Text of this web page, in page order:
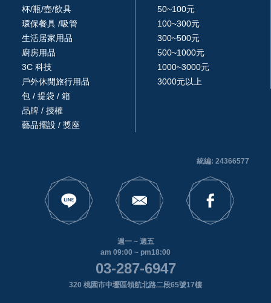
杯/瓶/壺/飲具
環保餐具 /吸管
生活居家用品
廚房用品
3C 科技
戶外休閒旅行用品
包 / 提袋 / 箱
品牌 / 授權
藝品擺設 / 獎座
50~100元
100~300元
300~500元
500~1000元
1000~3000元
3000元以上
統編: 24366577
週一 ~ 週五
am 09:00 ~ pm18:00
03-287-6947
320 桃園市中壢區領航北路二段65號17樓